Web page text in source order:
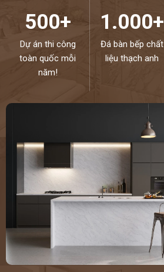
500+
Dự án thi công
toàn quốc mỗi
năm!
1.000+
Đá bàn bếp chất
liệu thạch anh